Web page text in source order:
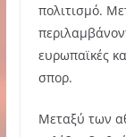
πολιτισμό.
ευρωπαϊκές
σπορ.
Μεταξύ των